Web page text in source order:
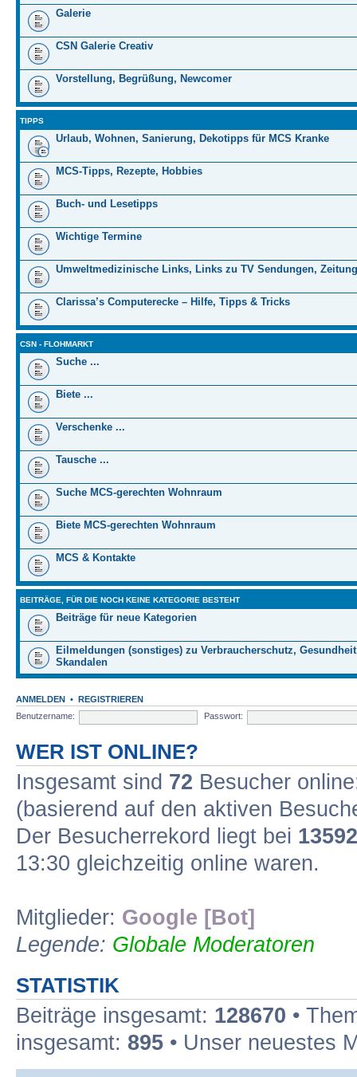
Galerie
CSN Galerie Creativ
Vorstellung, Begrüßung, Newcomer
TIPPS
Urlaub, Wohnen, Sanierung, Dekotipps für MCS Kranke
MCS-Tipps, Rezepte, Hobbies
Buch- und Lesetipps
Wichtige Termine
Umweltmedizinische Links, Links zu TV Sendungen,
Clarissa’s Computerecke – Hilfe, Tipps & Tricks
CSN - FLOHMARKT
Suche ...
Biete ...
Verschenke ...
Tausche ...
Suche MCS-gerechten Wohnraum
Biete MCS-gerechten Wohnraum
MCS & Kontakte
BEITRÄGE, FÜR DIE NOCH KEINE KATEGORIE BESTEHT
Beiträge für neue Kategorien
Eilmeldungen (sonstiges) zu Verbraucherschutz,
Skandalen
ANMELDEN • REGISTRIEREN
Benutzername:
Passwort:
WER IST ONLINE?
Insgesamt sind 72 Besucher
(basierend auf den aktiven
Der Besucherrekord liegt bei 13592
13:30 gleichzeitig online waren.
Mitglieder: Google [Bot]
Legende: Globale Moderatoren
STATISTIK
Beiträge insgesamt: 128670 •
insgesamt: 895 • Unser neuestes